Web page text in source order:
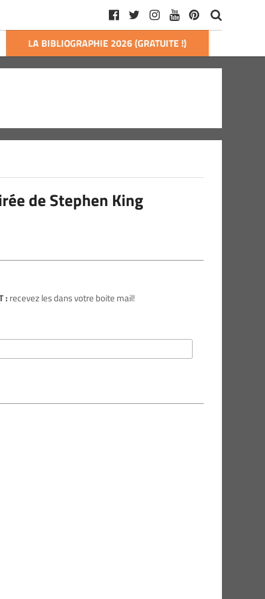
LA BIBLIOGRAPHIE 2026 (GRATUITE !)
de Stephen King
: recevez les dans votre boite mail!